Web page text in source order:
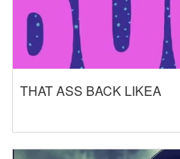
THAT ASS BACK LIKEA